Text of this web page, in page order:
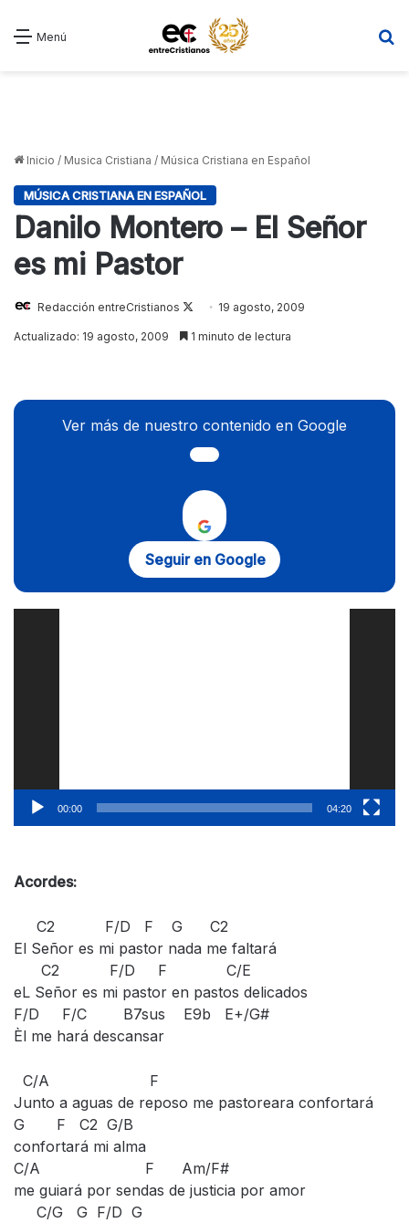
Menú
Inicio / Musica Cristiana / Música Cristiana en Español
MÚSICA CRISTIANA EN ESPAÑOL
Danilo Montero – El Señor
es mi Pastor
Redacción entreCristianos
Follow
on
19 agosto, 2009
Actualizado: 19 agosto, 2009 1 minuto de lectura
Ver más de nuestro contenido en Google
Seguir en Google
00:00 04:20
Acordes:
C2 F/D F G C2
El Señor es mi pastor nada me faltará
C2 F/D F C/E
eL Señor es mi pastor en pastos delicados
F/D F/C B7sus E9b E+/G#
Èl me hará descansar
C/A F
Junto a aguas de reposo me pastoreara confortará
G F C2 G/B
confortará mi alma
C/A F Am/F#
me guiará por sendas de justicia por amor
C/G G F/D G